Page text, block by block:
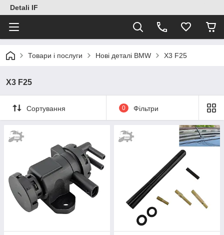
Detali IF
Товари і послуги Нові деталі BMW X3 F25
X3 F25
Сортування 0 Фільтри